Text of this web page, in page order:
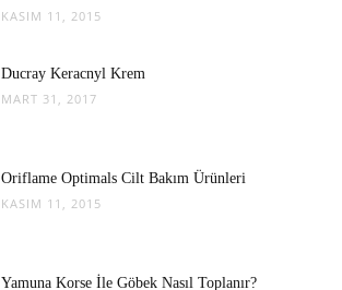
KASIM 11, 2015
Ducray Keracnyl Krem
MART 31, 2017
Oriflame Optimals Cilt Bakım Ürünleri
KASIM 11, 2015
Yamuna Korse İle Göbek Nasıl Toplanır?